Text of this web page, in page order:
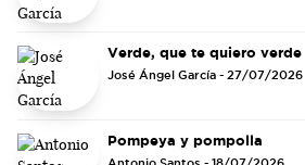
Verde, que te quiero verde
José Ángel García- 27/07/2026
Pompeya y pompolla